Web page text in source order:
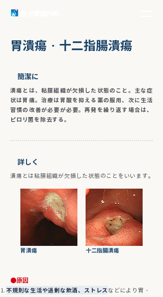
胃潰瘍・十二指腸潰瘍
簡潔に
潰瘍とは、粘膜組織が欠損した状態のこと。 主な症
状は胃痛。治療は胃酸を抑える薬の服用、次に生活
習慣の改善が必要が必要。再発を繰り返す場合は、
ピロリ菌を除去する。
​詳しく
潰瘍とは粘膜組織が欠損した状態のことをいいます。
胃潰瘍 十二指腸潰瘍
●原因
不規則な生活や過剰な飲酒、ストレスなどにより胃・